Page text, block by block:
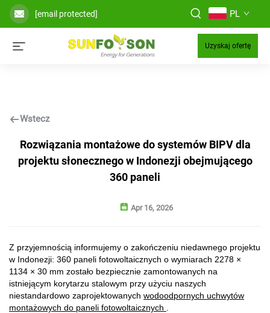
[email protected] PL
Uzyskaj ofertę
Wstecz
Rozwiązania montażowe do systemów BIPV dla
projektu słonecznego w Indonezji obejmującego
360 paneli
Apr 16, 2026
Z przyjemnością informujemy o zakończeniu niedawnego projektu
w Indonezji: 360 paneli fotowoltaicznych o wymiarach 2278 ×
1134 × 30 mm zostało bezpiecznie zamontowanych na
istniejącym korytarzu stalowym przy użyciu naszych
niestandardowo zaprojektowanych wodoodpornych uchwytów
montażowych do paneli fotowoltaicznych